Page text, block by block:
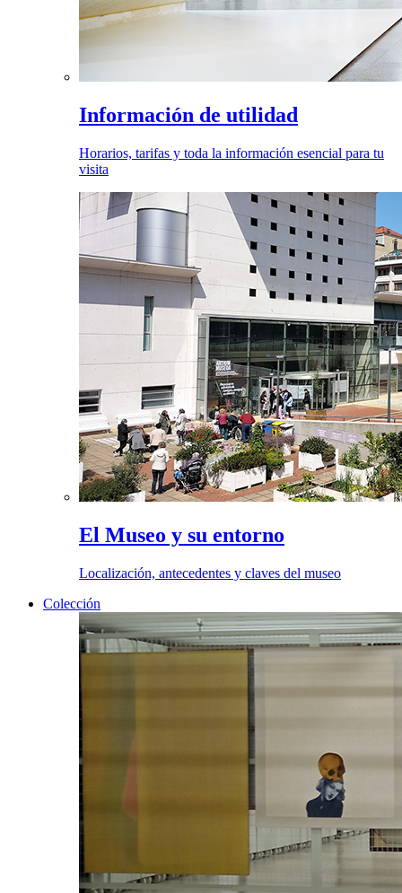
Información de utilidad
Horarios, tarifas y toda la información esencial para tu
visita
El Museo y su entorno
Localización, antecedentes y claves del museo
Colección